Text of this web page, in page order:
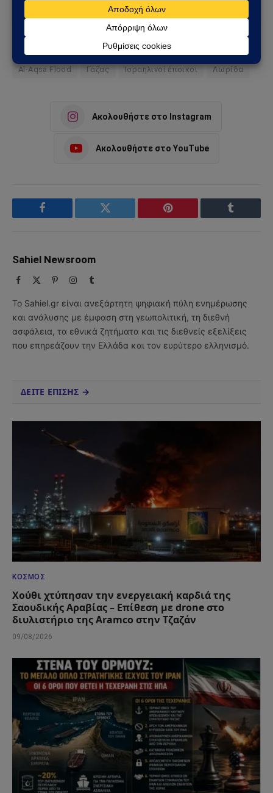
Add as a preferred source
Al-Aqsa Flood Γάζας Ισραηλινοί έποικοι Λωρίδα
Ακολουθήστε στο Instagram
Ακολουθήστε στο YouTube
Facebook Twitter Pinterest Tumblr
Sahiel Newsroom
Facebook PinterestInstagram
Tumblr
Το Sahiel.gr είναι ανεξάρτητη ψηφιακή πύλη ενημέρωσης
και ανάλυσης με έμφαση στη γεωπολιτική, τη διεθνή
ασφάλεια, τα εθνικά ζητήματα και τις διεθνείς εξελίξεις
που επηρεάζουν την Ελλάδα και τον ευρύτερο ελληνισμό.
ΔΕΙΤΕ ΕΠΙΣΗΣ →
ΚΌΣΜΟΣ
Χούθι χτύπησαν την ενεργειακή καρδιά της
Σαουδικής Αραβίας – Επίθεση με drone στο
διυλιστήριο της Aramco στην Τζαζάν
09/08/2026